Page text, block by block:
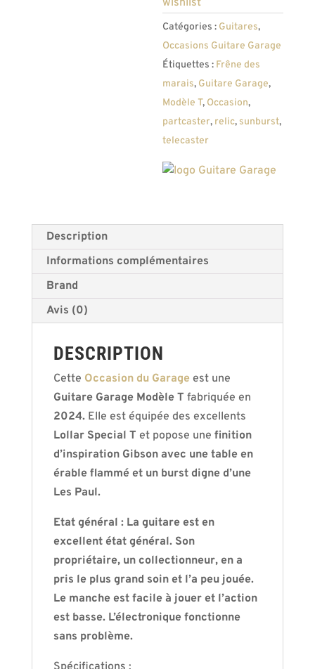
Modèle
T
Flamed
Top
Sunburst
G
style
Relic
Micros
wishlist
Catégories : Guitares,
Occasions Guitare Garage
Étiquettes : Frêne des
marais, Guitare Garage,
Modèle T, Occasion,
partcaster, relic, sunburst,
telecaster
Description
Informations complémentaires
Brand
Avis (0)
DESCRIPTION
Cette Occasion du Garage est une
Guitare Garage Modèle T fabriquée en
2024. Elle est équipée des excellents
Lollar Special T et popose une finition
d’inspiration Gibson avec une table en
érable flammé et un burst digne d’une
Les Paul.
Etat général : La guitare est en
excellent état général. Son
propriétaire, un collectionneur, en a
pris le plus grand soin et l’a peu jouée.
Le manche est facile à jouer et l’action
est basse. L’électronique fonctionne
sans problème.